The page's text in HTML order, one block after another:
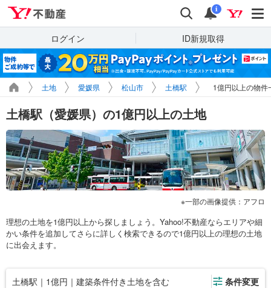
検索 通知
i
ログイン ID新規取得
土地 愛媛県 松山市 土橋駅 1億円以上の物件
土橋駅（愛媛県）の1億円以上の土地
一部の画像提供：アフロ
理想の土地を1億円以上から探しましょう。Yahoo!不動産ならエリアや細
かい条件を追加してさらに詳しく検索できるので1億円以上の理想の土地
に出会えます。
土橋駅｜1億円｜建築条件付き土地を含む 条件変更